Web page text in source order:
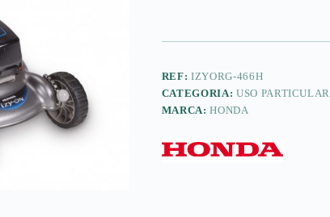
REF:IZYORG-466H
CATEGORIA: USO PARTICULAR
MARCA:HONDA